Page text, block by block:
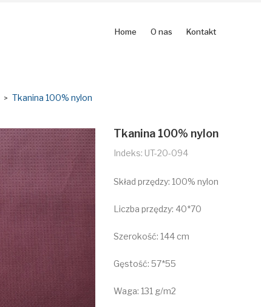
Home O nas Kontakt
Tkanina 100% nylon
Tkanina 100% nylon
Indeks: UT-20-094
Skład przędzy: 100% nylon
Liczba przędzy: 40*70
Szerokość: 144 cm
Gęstość: 57*55
Waga: 131 g/m2